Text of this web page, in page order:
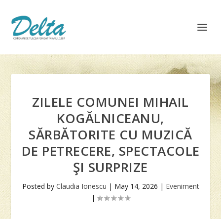
ZILELE COMUNEI MIHAIL
KOGĂLNICEANU,
SĂRBĂTORITE CU MUZICĂ
DE PETRECERE, SPECTACOLE
ŞI SURPRIZE
Posted by Claudia Ionescu | May 14, 2026 | Eveniment
|